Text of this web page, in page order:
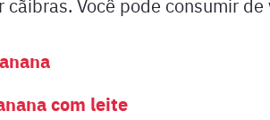
com leite